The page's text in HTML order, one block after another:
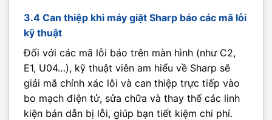
3.4 Can thiệp khi máy giặt Sharp báo các mã lỗi
kỹ thuật
Đối với các mã lỗi báo trên màn hình (như C2,
E1, U04…), kỹ thuật viên am hiểu về Sharp sẽ
giải mã chính xác lỗi và can thiệp trực tiếp vào
bo mạch điện tử, sửa chữa và thay thế các linh
kiện bán dẫn bị lỗi, giúp bạn tiết kiệm chi phí.